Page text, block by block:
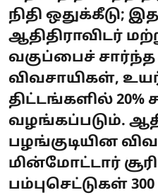
நிதி ஒதுக்கீடு;
ஆதிதிராவிடர்
வகுப்பைச் சார்ந்த
விவசாயிகள்,
திட்டங்களில் 20%
வழங்கப்படும்.
பழங்குடியின
மின்மோட்டார்
பம்புசெட்டுகள்